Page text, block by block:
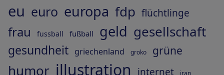
eu euro europa fdp flüchtlinge
frau fussball fußball geld gesellschaft
gesundheit griechenland groko grüne
humor illustration internet iran